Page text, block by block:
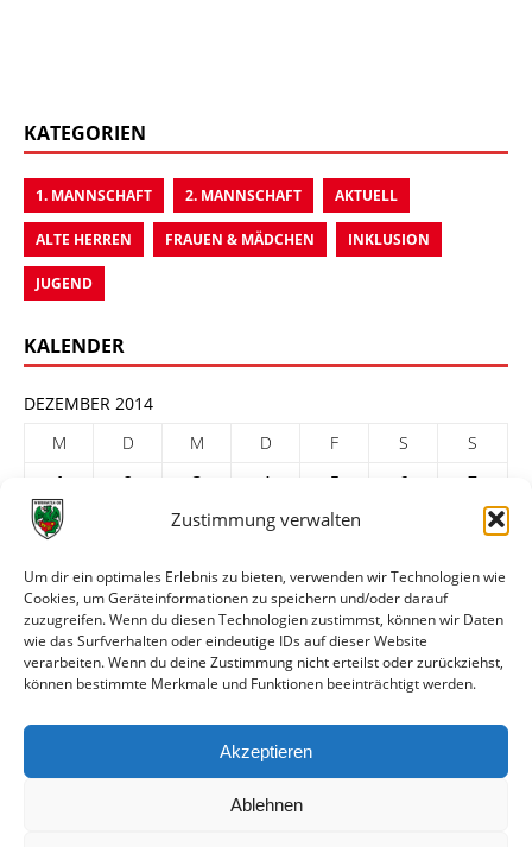
Zustimmung verwalten
Um dir ein optimales Erlebnis zu bieten, verwenden wir Technologien wie
Cookies, um Geräteinformationen zu speichern und/oder darauf
zuzugreifen. Wenn du diesen Technologien zustimmst, können wir Daten
wie das Surfverhalten oder eindeutige IDs auf dieser Website
verarbeiten. Wenn du deine Zustimmung nicht erteilst oder zurückziehst,
können bestimmte Merkmale und Funktionen beeinträchtigt werden.
Akzeptieren
Ablehnen
KATEGORIEN
1. MANNSCHAFT 2. MANNSCHAFT AKTUELL
ALTE HERREN FRAUEN & MÄDCHEN INKLUSION
JUGEND
KALENDER
DEZEMBER 2014
M
D M D F S
S
1
2 3 4 5 6
7
8
10 11 12
22
23 24 25 26 27
29
30
31
« Nov.
Jan. »
ARCHIV